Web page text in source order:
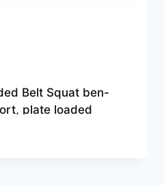
Belt Squat ben-
plate loaded